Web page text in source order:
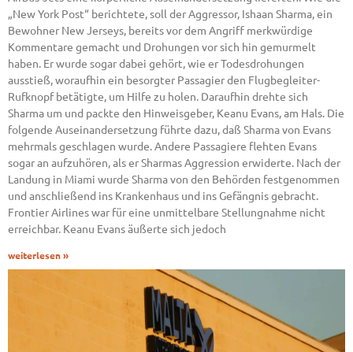
„New York Post“ berichtete, soll der Aggressor, Ishaan Sharma, ein
Bewohner New Jerseys, bereits vor dem Angriff merkwürdige
Kommentare gemacht und Drohungen vor sich hin gemurmelt
haben. Er wurde sogar dabei gehört, wie er Todesdrohungen
ausstieß, woraufhin ein besorgter Passagier den Flugbegleiter-
Rufknopf betätigte, um Hilfe zu holen. Daraufhin drehte sich
Sharma um und packte den Hinweisgeber, Keanu Evans, am Hals. Die
folgende Auseinandersetzung führte dazu, daß Sharma von Evans
mehrmals geschlagen wurde. Andere Passagiere flehten Evans
sogar an aufzuhören, als er Sharmas Aggression erwiderte. Nach der
Landung in Miami wurde Sharma von den Behörden festgenommen
und anschließend ins Krankenhaus und ins Gefängnis gebracht.
Frontier Airlines war für eine unmittelbare Stellungnahme nicht
erreichbar. Keanu Evans äußerte sich jedoch
weiterlesen »